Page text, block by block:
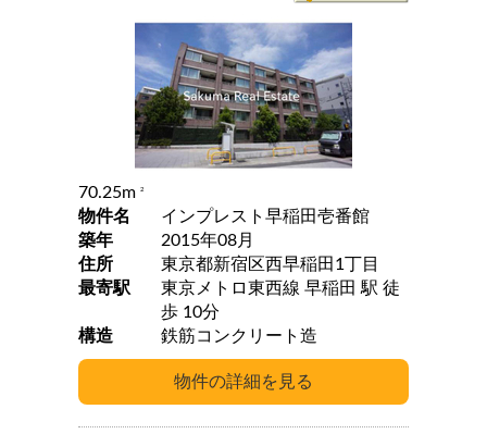
70.25m 2
物件名
インプレスト早稲田壱番館
築年
2015年08月
住所
東京都新宿区西早稲田1丁目
最寄駅
東京メトロ東西線 早稲田 駅 徒
歩 10分
構造
鉄筋コンクリート造